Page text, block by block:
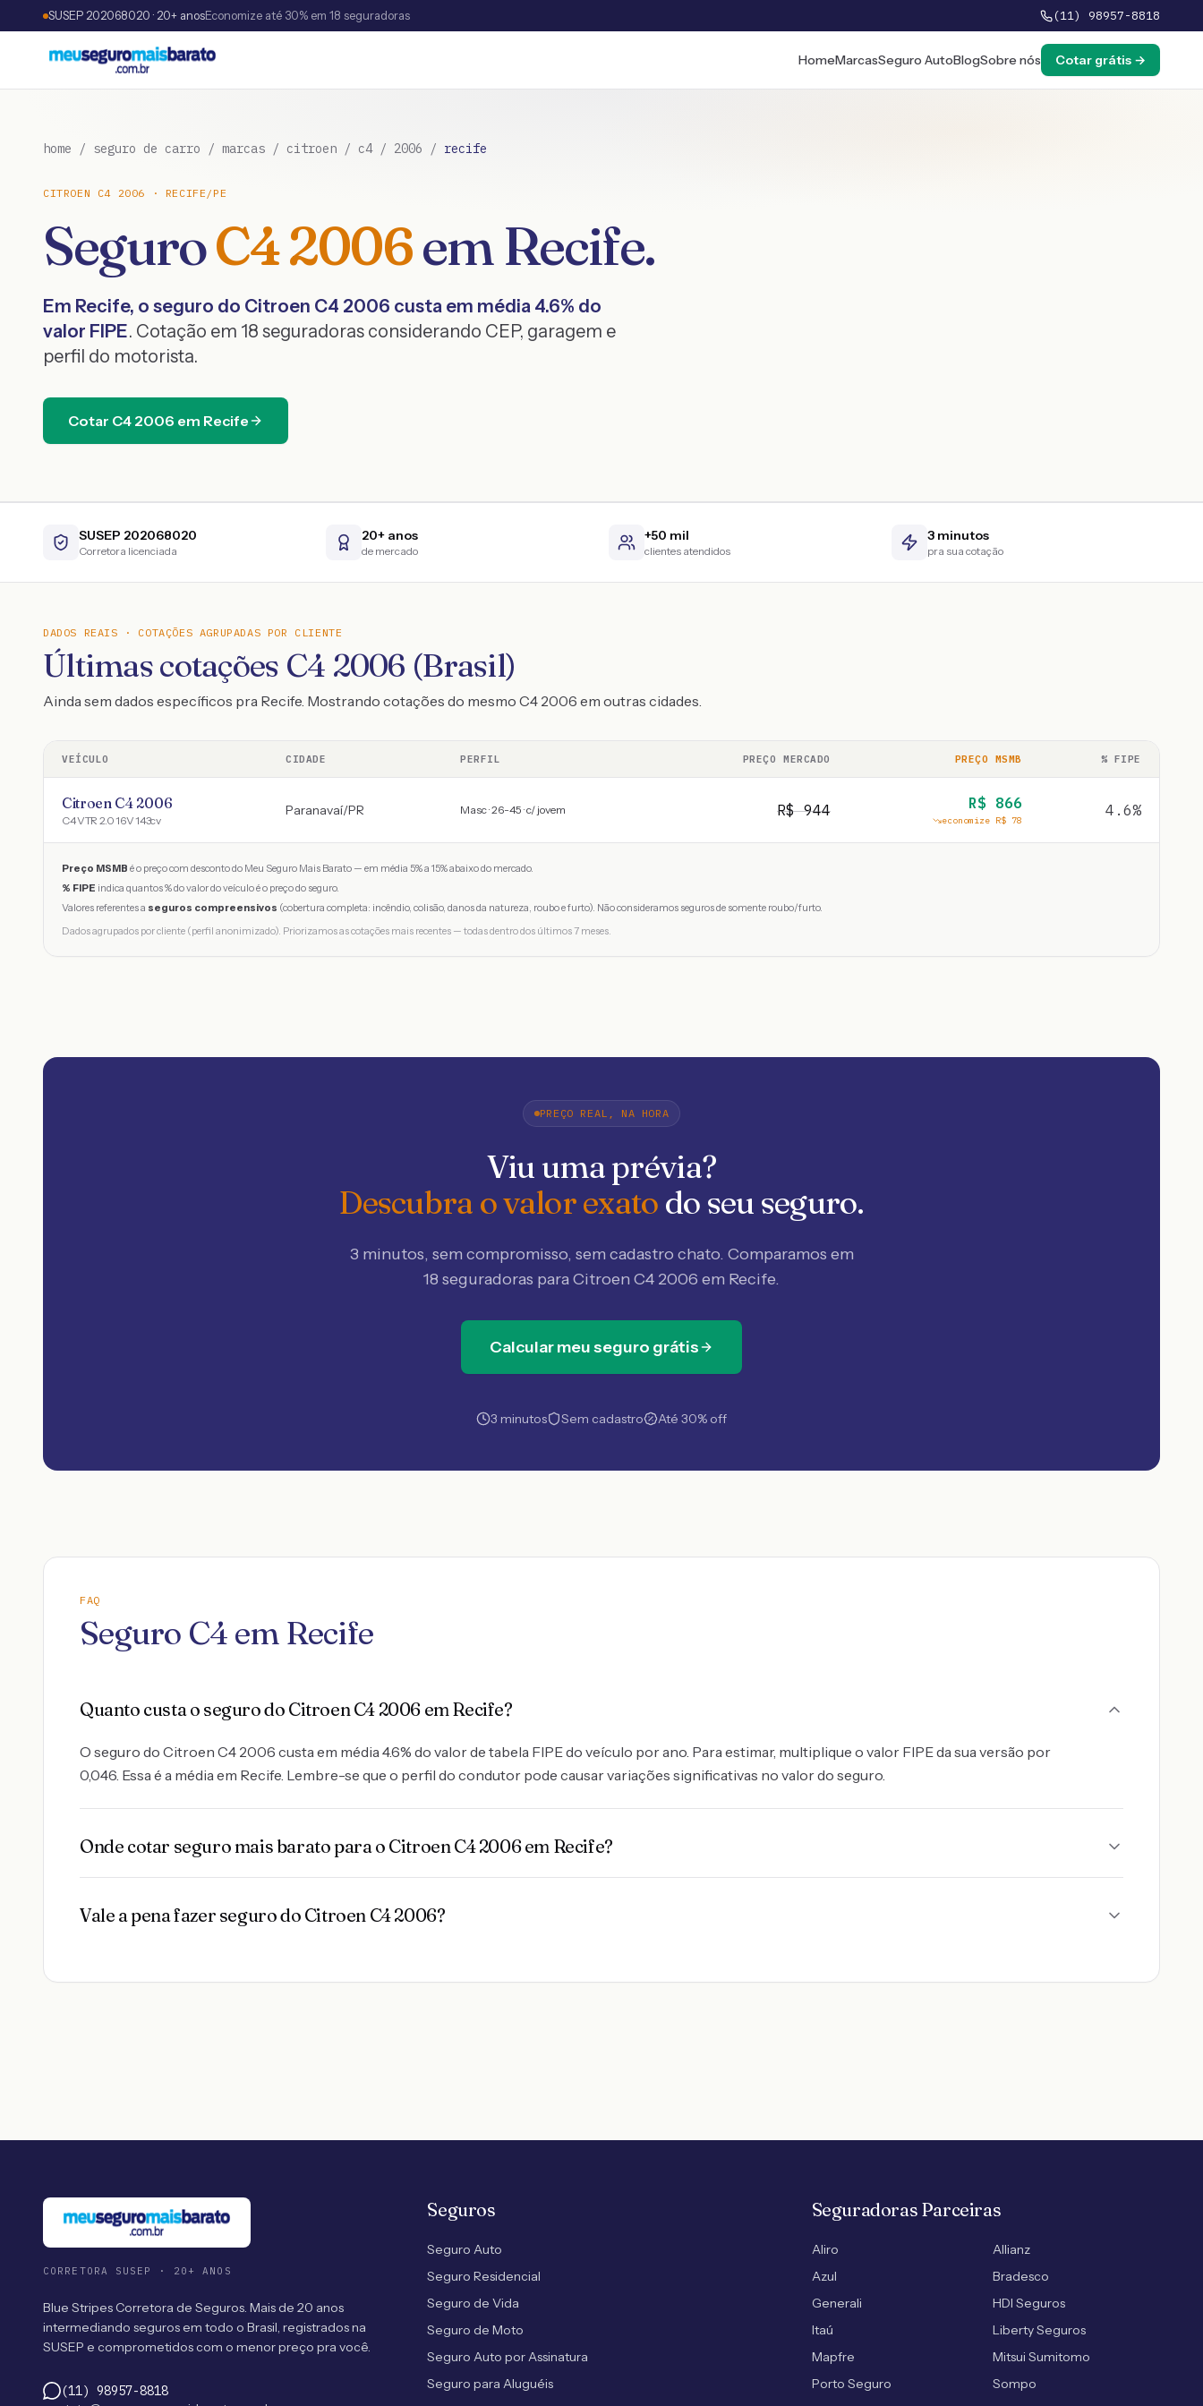
SUSEP 202068020 · 20+ anosEconomize até 30% em 18 seguradoras (11) 98957-8818
HomeMarcasSeguro AutoBlogSobre nós Cotar grátis →
home / seguro de carro / marcas / citroen / c4/ 2006 / recife
CITROEN C4 2006 · RECIFE /PE
SeguroC42006emRecife.
Em Recife, o seguro do Citroen C4 2006 custa em média 4.6% do
valor FIPE. Cotação em 18 seguradoras considerando CEP, garagem e
perfil do motorista.
Cotar C4 2006 em Recife
SUSEP 202068020
Corretora licenciada
20+ anos
de mercado
+50 mil
clientes atendidos
3 minutos
pra sua cotação
DADOS REAIS · COTAÇÕES AGRUPADAS POR CLIENTE
Últimas cotações C4 2006 (Brasil)
Ainda sem dados específicos pra Recife. Mostrando cotações do mesmo C4 2006 em outras cidades.
VEÍCULO CIDADE PERFIL PREÇO MERCADO PREÇO MSMB % FIPE
Citroen C4 2006
C4 VTR 2.0 16V 143cv
Paranavaí/PR Masc · 26-45 · c/ jovem R$944 R$ 866
economize R$ 78
4.6%
Preço MSMB é o preço com desconto do Meu Seguro Mais Barato — em média 5% a 15% abaixo do mercado.
% FIPE indica quantos % do valor do veículo é o preço do seguro.
Valores referentes a seguros compreensivos (cobertura completa: incêndio, colisão, danos da natureza, roubo e furto). Não consideramos seguros de somente roubo/furto.
Dados agrupados por cliente (perfil anonimizado). Priorizamos as cotações mais recentes — todas dentro dos últimos 7 meses.
PREÇO REAL, NA HORA
Viu uma prévia?
Descubra o valor exato do seu seguro.
3 minutos, sem compromisso, sem cadastro chato. Comparamos em
18 seguradoras para Citroen C4 2006 em Recife.
Calcular meu seguro grátis
3 minutos Sem cadastro Até 30% off
FAQ
Seguro C4 em Recife
Quanto custa o seguro do Citroen C4 2006 em Recife?
O seguro do Citroen C4 2006 custa em média 4.6% do valor de tabela FIPE do veículo por ano. Para estimar, multiplique o valor FIPE da sua versão por
0,046. Essa é a média em Recife. Lembre-se que o perfil do condutor pode causar variações significativas no valor do seguro.
Onde cotar seguro mais barato para o Citroen C4 2006 em Recife?
Vale a pena fazer seguro do Citroen C4 2006?
CORRETORA SUSEP · 20+ ANOS
Blue Stripes Corretora de Seguros. Mais de 20 anos
intermediando seguros em todo o Brasil, registrados na
SUSEP e comprometidos com o menor preço pra você.
(11) 98957-8818
Seguros
Seguro Auto
Seguro Residencial
Seguro de Vida
Seguro de Moto
Seguro Auto por Assinatura
Seguro para Aluguéis
Seguradoras Parceiras
Aliro
Allianz
Azul
Bradesco
Generali
HDI Seguros
Itaú
Liberty Seguros
Mapfre
Mitsui Sumitomo
Porto Seguro
Sompo